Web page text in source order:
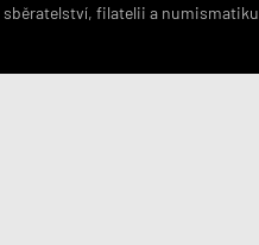
sběratelství, filatelii a numismatiku